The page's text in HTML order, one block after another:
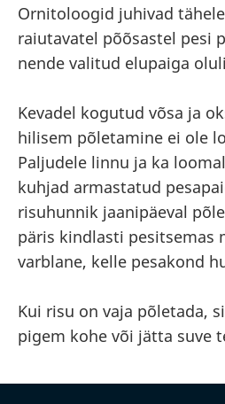
Ornitoloogid juhivad
raiutavatel põõsastel pesi
nende valitud elupaiga
Kevadel kogutud võsa ja
hilisem põletamine ei ole
Paljudele linnu ja ka
kuhjad armastatud
risuhunnik jaanipäeval
päris kindlasti pesitsemas
varblane, kelle pesakond
Kui risu on vaja põletada,
pigem kohe või jätta suve